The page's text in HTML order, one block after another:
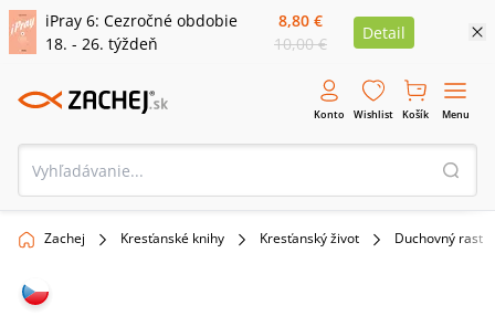
iPray 6: Cezročné obdobie
18. - 26. týždeň
8,80 €
10,00 €
Detail
Konto Wishlist Košík Menu
Zachej Kresťanské knihy Kresťanský život Duchovný rast